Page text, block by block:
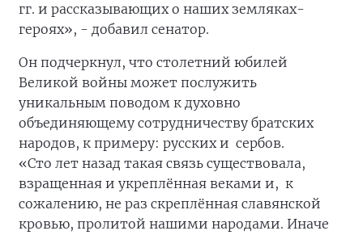
гг. и рассказывающих о наших земляках-
героях», - добавил сенатор.
Он подчеркнул, что столетний юбилей
Великой войны может послужить
уникальным поводом к духовно
объединяющему сотрудничеству братских
народов, к примеру: русских и сербов.
«Сто лет назад такая связь существовала,
взращенная и укреплённая веками и, к
сожалению, не раз скреплённая славянской
кровью, пролитой нашими народами. Иначе